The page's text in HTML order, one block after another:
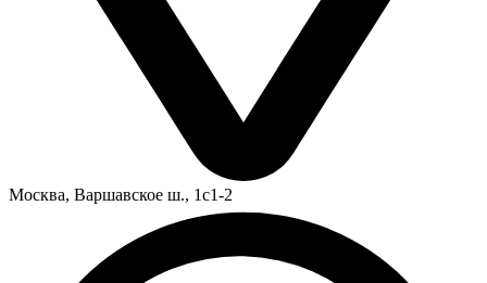
Москва, Варшавское ш., 1с1-2